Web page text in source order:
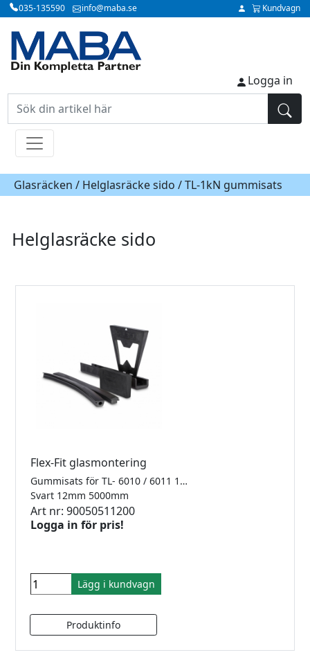
035-135590 info@maba.se Kundvagn
Logga in
Glasräcken / Helglasräcke sido / TL-1kN gummisats
Helglasräcke sido
Flex-Fit glasmontering
Gummisats för TL- 6010 / 6011 1.0kN Finns i 2500mm, 5000mm samt 25meter
Svart 12mm 5000mm
Art nr: 90050511200
Logga in för pris!
Lägg i kundvagn